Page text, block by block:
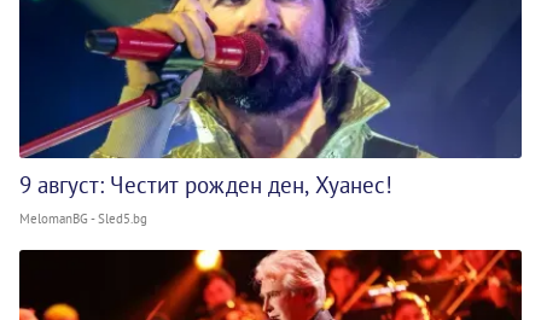
9 август: Честит рожден ден, Хуанес!
MelomanBG - Sled5.bg